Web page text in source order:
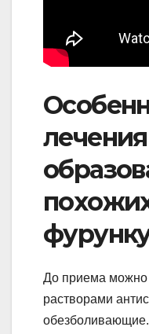
лечения
До приема можно
растворами
обезболивающие.